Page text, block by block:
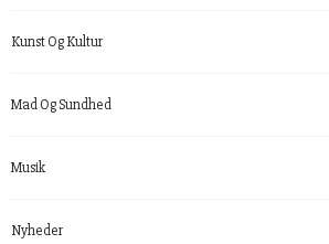
Kunst Og Kultur
Mad Og Sundhed
Musik
Nyheder